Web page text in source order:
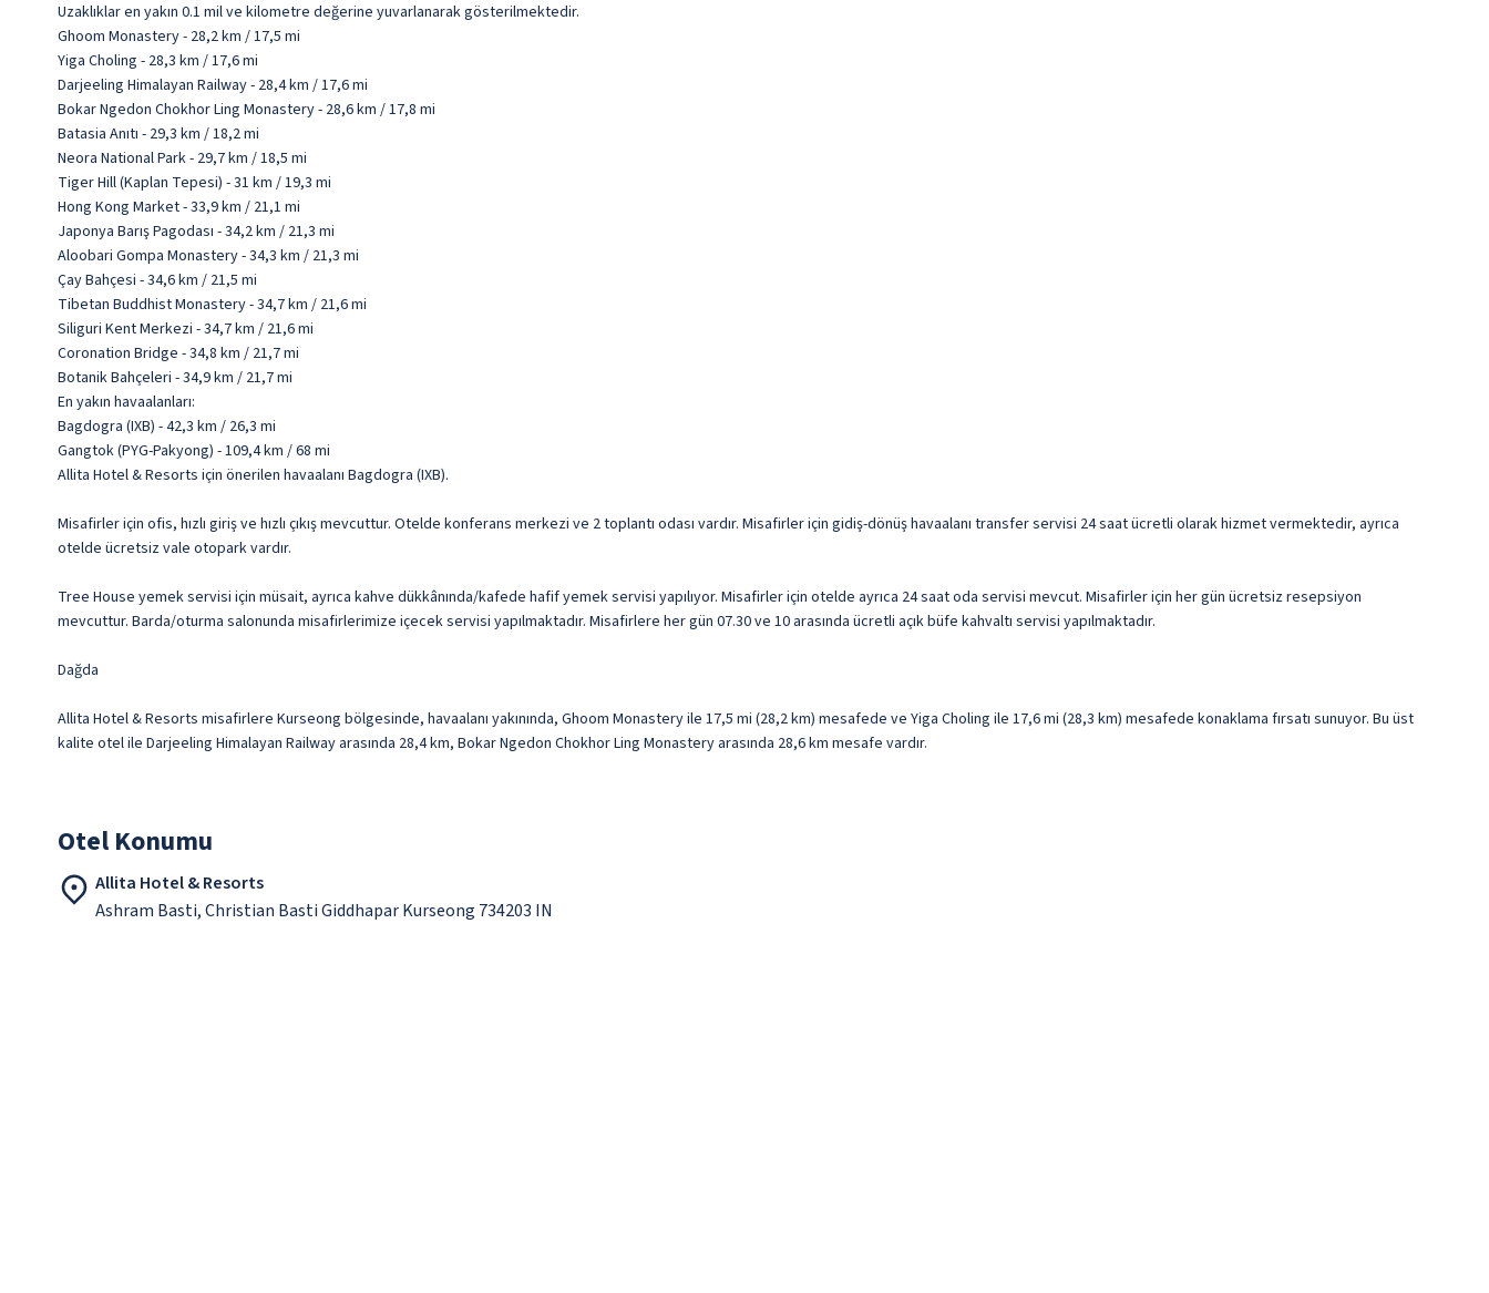
Uzaklıklar en yakın 0.1 mil ve kilometre değerine yuvarlanarak gösterilmektedir.
Ghoom Monastery - 28,2 km / 17,5 mi
Yiga Choling - 28,3 km / 17,6 mi
Darjeeling Himalayan Railway - 28,4 km / 17,6 mi
Bokar Ngedon Chokhor Ling Monastery - 28,6 km / 17,8 mi
Batasia Anıtı - 29,3 km / 18,2 mi
Neora National Park - 29,7 km / 18,5 mi
Tiger Hill (Kaplan Tepesi) - 31 km / 19,3 mi
Hong Kong Market - 33,9 km / 21,1 mi
Japonya Barış Pagodası - 34,2 km / 21,3 mi
Aloobari Gompa Monastery - 34,3 km / 21,3 mi
Çay Bahçesi - 34,6 km / 21,5 mi
Tibetan Buddhist Monastery - 34,7 km / 21,6 mi
Siliguri Kent Merkezi - 34,7 km / 21,6 mi
Coronation Bridge - 34,8 km / 21,7 mi
Botanik Bahçeleri - 34,9 km / 21,7 mi
En yakın havaalanları:
Bagdogra (IXB) - 42,3 km / 26,3 mi
Gangtok (PYG-Pakyong) - 109,4 km / 68 mi
Allita Hotel & Resorts için önerilen havaalanı Bagdogra (IXB).
Misafirler için ofis, hızlı giriş ve hızlı çıkış mevcuttur. Otelde konferans merkezi ve 2 toplantı odası vardır. Misafirler için gidiş-dönüş havaalanı transfer servisi 24 saat ücretli olarak hizmet vermektedir, ayrıca
otelde ücretsiz vale otopark vardır.
Tree House yemek servisi için müsait, ayrıca kahve dükkânında/kafede hafif yemek servisi yapılıyor. Misafirler için otelde ayrıca 24 saat oda servisi mevcut. Misafirler için her gün ücretsiz resepsiyon
mevcuttur. Barda/oturma salonunda misafirlerimize içecek servisi yapılmaktadır. Misafirlere her gün 07.30 ve 10 arasında ücretli açık büfe kahvaltı servisi yapılmaktadır.
Dağda
Allita Hotel & Resorts misafirlere Kurseong bölgesinde, havaalanı yakınında, Ghoom Monastery ile 17,5 mi (28,2 km) mesafede ve Yiga Choling ile 17,6 mi (28,3 km) mesafede konaklama fırsatı sunuyor. Bu üst
kalite otel ile Darjeeling Himalayan Railway arasında 28,4 km, Bokar Ngedon Chokhor Ling Monastery arasında 28,6 km mesafe vardır.
Otel Konumu
Allita Hotel & Resorts
Ashram Basti, Christian Basti Giddhapar Kurseong 734203 IN